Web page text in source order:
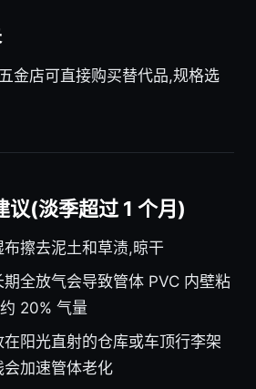
金店可直接购买替代品,规格选
议(淡季超过 1 个月)
布擦去泥土和草渍,晾干
期全放气会导致管体 PVC 内壁粘
20% 气量
在阳光直射的仓库或车顶行李架
加速管体老化